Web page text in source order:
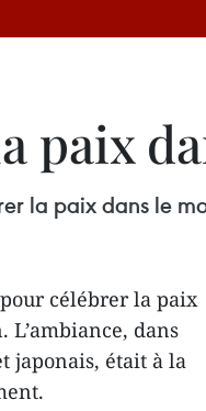
paix
la paix dans le
célébrer la paix
dans
japonais, était à la